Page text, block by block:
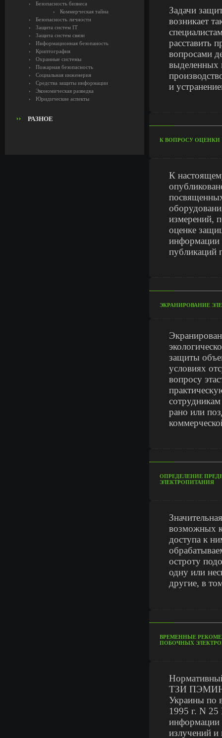
Безопасность бизнеса
Коммерческая тайна
Безопасность личности
Защита систем IT
Защита систем связи
Информационная безопаность
Криптография
Охранные системы
Пожарная безопасность
Социальная инженерия
Средства защиты информации
Экономическая разведка
Юридические аспекты
РАЗНОЕ
Задачи
возникает
расставить
вопросами
выделенных
и
К ВОПРОСУ ОЦЕНКИ
К
измерений,
оценке
информации
публикаций
ЭКРАНИРОВАНИЕ
защиты
условиях
вопросу
рано или
ОПРЕДЕЛЕНИЕ
ЭЛЕКТРОПИТАНИЯ
возможных
доступа к
остроту
одну или
другие, в
ВРЕМЕННЫЕ
ПОБОЧНЫХ
ТЗИ ПЭМИН-
Украины по
1995 г. N 25
информации
излучений и